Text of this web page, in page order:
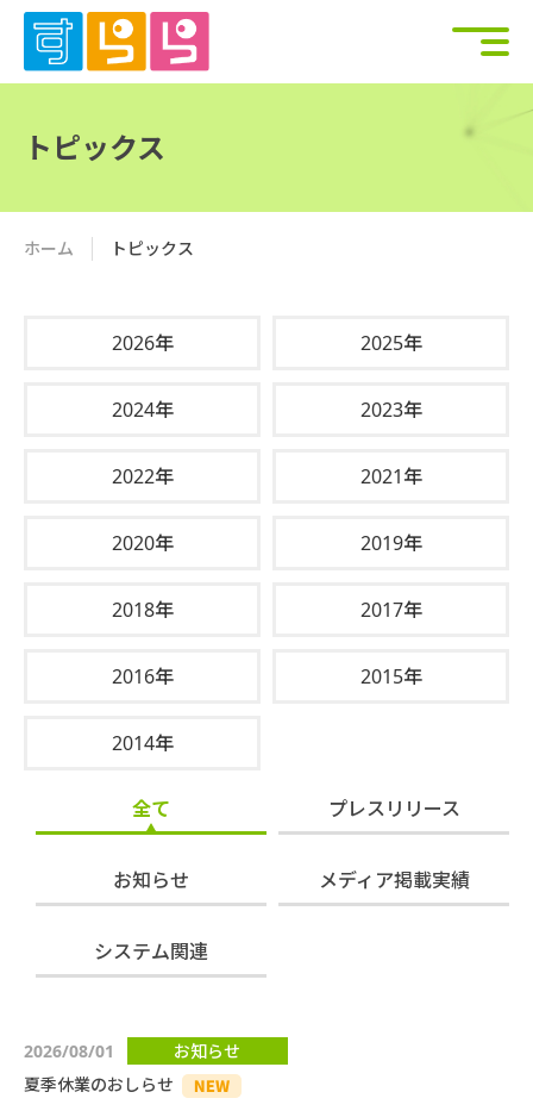
トピックス
ホーム トピックス
2026年 2025年
2024年 2023年
2022年 2021年
2020年 2019年
2018年 2017年
2016年 2015年
2014年
全て プレスリリース
お知らせ メディア掲載実績
システム関連
2026/08/01
お知らせ
夏季休業のおしらせ